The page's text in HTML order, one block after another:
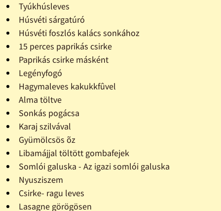
Tyúkhúsleves
Húsvéti sárgatúró
Húsvéti foszlós kalács sonkához
15 perces paprikás csirke
Paprikás csirke másként
Legényfogó
Hagymaleves kakukkfûvel
Alma töltve
Sonkás pogácsa
Karaj szilvával
Gyümölcsös õz
Libamájjal töltött gombafejek
Somlói galuska - Az igazi somlói galuska
Nyusziszem
Csirke- ragu leves
Lasagne görögösen